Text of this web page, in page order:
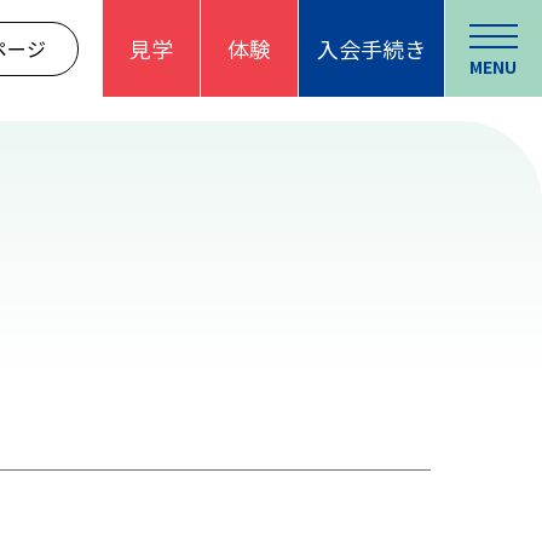
ージ 見学 体験 入会手続き
MENU